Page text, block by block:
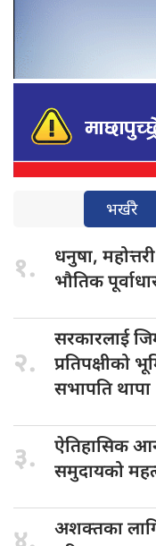
भर्खरै
१. धनुषा, महोत्तरी
भौतिक
२.
सरकारलाई
प्रतिपक्षीको
सभापति थापा
३. ऐतिहासिक
समुदायको
अशक्तका